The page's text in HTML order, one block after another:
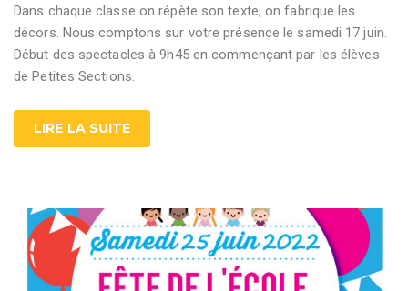
Dans chaque classe on répète son texte, on fabrique les
décors. Nous comptons sur votre présence le samedi 17 juin.
Début des spectacles à 9h45 en commençant par les élèves
de Petites Sections.
LIRE LA SUITE